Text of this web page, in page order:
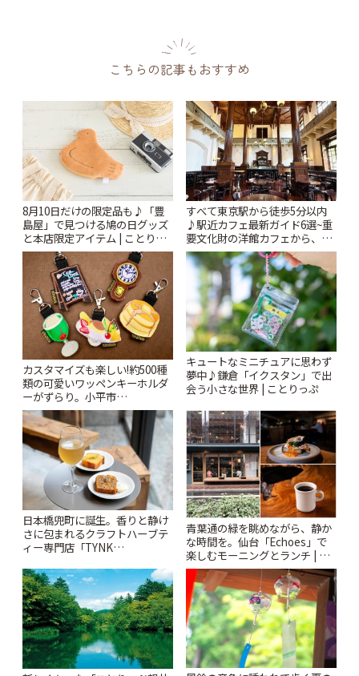
こちらの記事もおすすめ
8月10日だけの限定品も♪「豊
島屋」で見つける鳩の日グッズ
と本店限定アイテム | ことりっ
ぷ
すべて東京駅から徒歩5分以内
♪駅近カフェ最新ガイド6選~重
要文化財の洋館カフェから、改
札すぐのレトロ喫茶まで~ | こと
りっぷ
カスタマイズも楽しい!約500種
類の可愛いワッペンキーホルダ
ーがずらり。小平市
「Kimamaya T&K」 | ことりっ
ぷ
キュートなミニチュアに思わず
夢中♪鎌倉「イクスタン」で出
会う小さな世界 | ことりっぷ
日本橋兜町に誕生。香りと静け
さに包まれるクラフトハーブテ
ィー専門店「TYNK
青葉通の緑を眺めながら、静か
な時間を。仙台「Echoes」で
楽しむモーニングとランチ | こ
とりっぷ